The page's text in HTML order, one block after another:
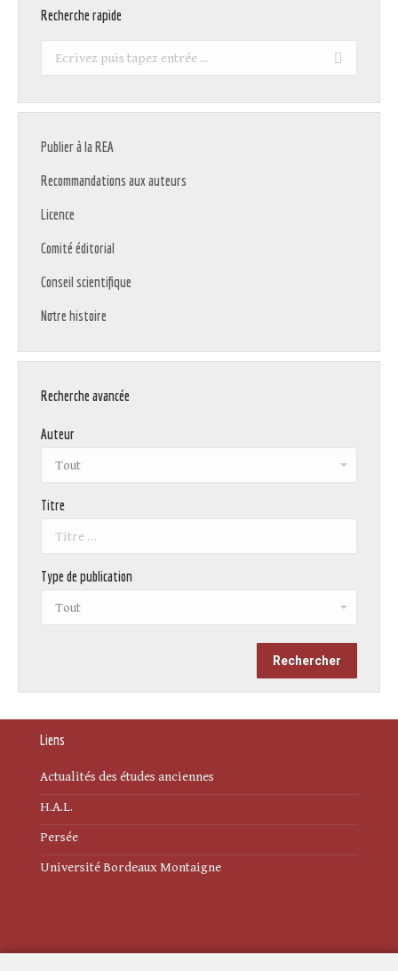
Recherche rapide
Recherche
Publier à la REA
Recommandations aux auteurs
Licence
Comité éditorial
Conseil scientifique
Notre histoire
Recherche avancée
Auteur
Titre
Type de publication
Liens
Actualités des études anciennes
H.A.L.
Persée
Université Bordeaux Montaigne